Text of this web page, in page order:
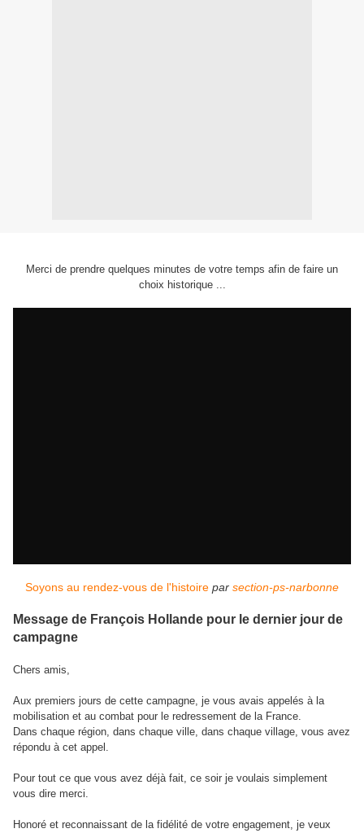
Merci de prendre quelques minutes de votre temps afin de faire un
choix historique ...
Soyons au rendez-vous de l'histoire par section-ps-narbonne
Message de François Hollande pour le dernier jour de
campagne
Chers amis,
Aux premiers jours de cette campagne, je vous avais appelés à la
mobilisation et au combat pour le redressement de la France.
Dans chaque région, dans chaque ville, dans chaque village, vous avez
répondu à cet appel.
Pour tout ce que vous avez déjà fait, ce soir je voulais simplement
vous dire merci.
Honoré et reconnaissant de la fidélité de votre engagement, je veux